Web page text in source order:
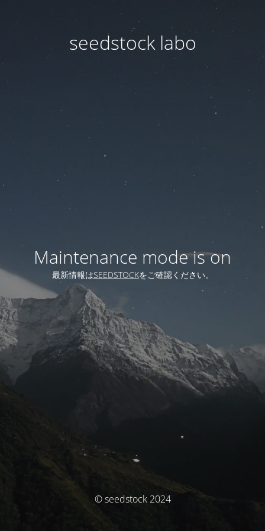
seedstock labo
Maintenance mode is on
最新情報はSEEDSTOCKをご確認ください。
© seedstock 2024